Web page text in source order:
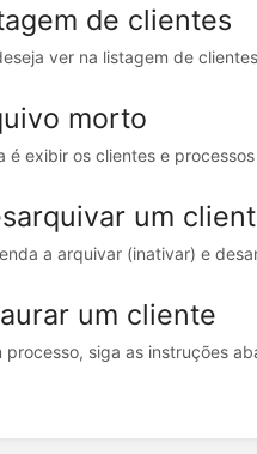
de clientes
ver na listagem de
morto
exibir os clientes e
um
a arquivar (inativar) e
um cliente
siga as instruções